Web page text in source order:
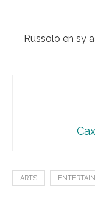
Russolo en sy
ARTS